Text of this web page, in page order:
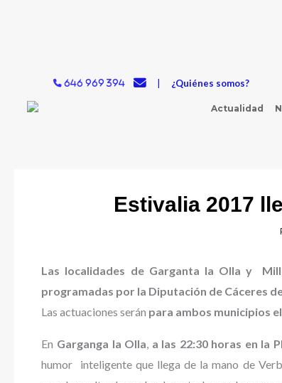
646 969 394 ¿Quiénes somos?
Actualidad
Estivalia 2017
Las localidades de Garganta la Olla y
programadas por la Diputación de Cáceres
Las actuaciones serán para ambos municipios
En Garganga la Olla, a las 22:30 horas en la
humor inteligente que llega de la mano de